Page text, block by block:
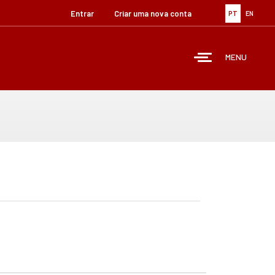
PT EN
Entrar Criar uma nova conta
MENU